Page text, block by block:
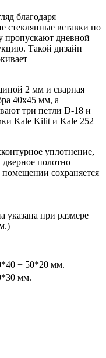
благодаря
стеклянные вставки по
пропускают дневной
Такой дизайн
2 мм и сварная
40х45 мм, а
три петли D-18 и
Kale Kilit и Kale 252
уплотнение,
полотно
сохраняется
указана при размере
+ 50*20 мм.
мм.